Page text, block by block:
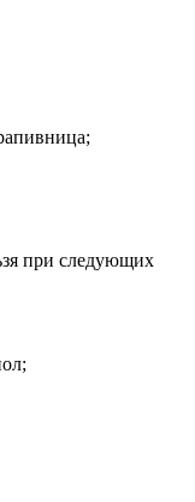
при следующих